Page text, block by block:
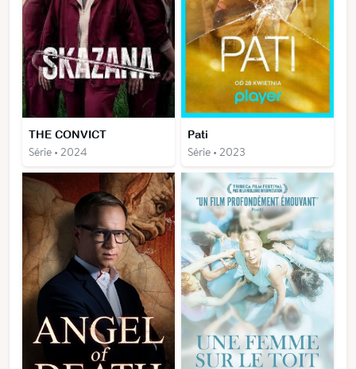
THE CONVICT
Série • 2024
Pati
Série • 2023